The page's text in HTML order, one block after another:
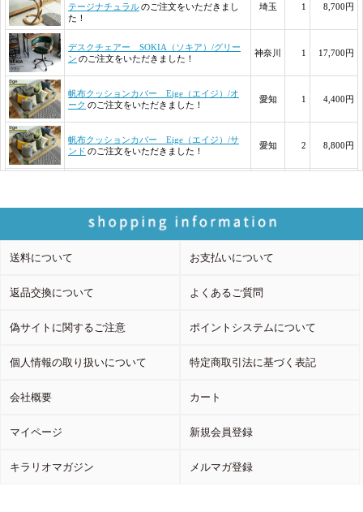
送料について お支払いについて
返品交換について よくあるご質問
偽サイトに関するご注意 ポイントシステムについて
個人情報の取り扱いについて 特定商取引法に基づく表記
会社概要 カート
マイページ 新規会員登録
キラリオマガジン メルマガ登録